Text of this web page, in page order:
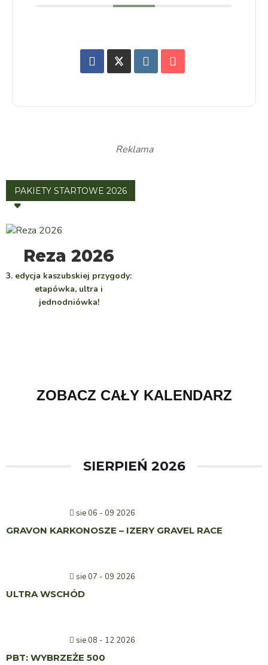
Reklama
PAKIETY STARTOWE 2026
WYBIERZ
Reza 2026
3. edycja kaszubskiej przygody:
etapówka, ultra i
jednodniówka!
ZOBACZ CAŁY KALENDARZ
SIERPIEŃ 2026
sie 06 - 09 2026
GRAVON KARKONOSZE – IZERY GRAVEL RACE
sie 07 - 09 2026
ULTRA WSCHÓD
sie 08 - 12 2026
PBT: WYBRZEŻE 500